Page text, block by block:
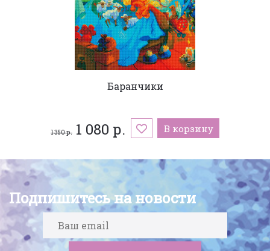
Баранчики
1 350 р. 1 080 р. В корзину
Подпишитесь на новости